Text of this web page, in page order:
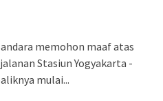
memohon maaf atas
Stasiun Yogyakarta -
mulai...